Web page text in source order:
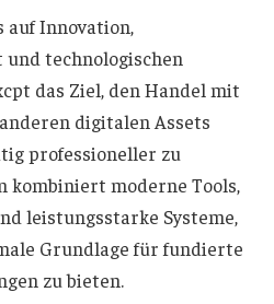
auf Innovation,
technologischen
das Ziel, den Handel mit
digitalen Assets
professioneller zu
kombiniert moderne Tools,
leistungsstarke Systeme,
Grundlage für fundierte
zu bieten.